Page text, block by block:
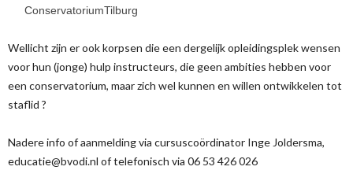
ConservatoriumTilburg
Wellicht zijn er ook korpsen die een dergelijk opleidingsplek wensen
voor hun (jonge) hulp instructeurs, die geen ambities hebben voor
een conservatorium, maar zich wel kunnen en willen ontwikkelen tot
staflid ?
Nadere info of aanmelding via cursuscoördinator Inge Joldersma,
educatie@bvodi.nl of telefonisch via 06 53 426 026